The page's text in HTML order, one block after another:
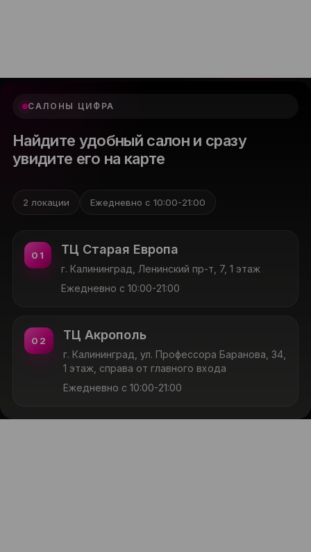
САЛОНЫ ЦИФРА
Найдите удобный салон и сразу
увидите его на карте
2 локации Ежедневно с 10:00-21:00
01 ТЦ Старая Европа
г. Калининград, Ленинский пр-т, 7, 1 этаж
Ежедневно с 10:00-21:00
02 ТЦ Акрополь
г. Калининград, ул. Профессора Баранова, 34,
1 этаж, справа от главного входа
Ежедневно с 10:00-21:00